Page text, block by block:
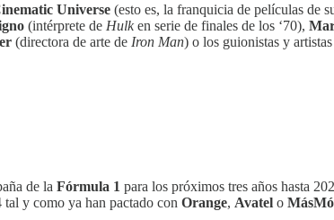
Universe (esto es, la franquicia de películas de
(intérprete de Hulken serie de finales de los ‘70),
(directora de arte de Iron Man) o los guionistas y artistas
de la Fórmula 1 para los próximos tres años hasta
y como ya han pactado con Orange, Avatel o